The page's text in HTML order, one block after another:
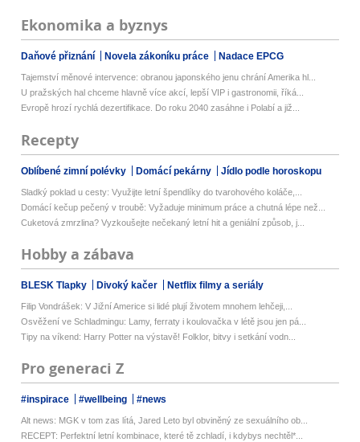
Ekonomika a byznys
Daňové přiznání Novela zákoníku práce Nadace EPCG
Tajemství měnové intervence: obranou japonského jenu chrání Amerika hl...
U pražských hal chceme hlavně více akcí, lepší VIP i gastronomii, říká...
Evropě hrozí rychlá dezertifikace. Do roku 2040 zasáhne i Polabí a již...
Recepty
Oblíbené zimní polévky Domácí pekárny Jídlo podle horoskopu
Sladký poklad u cesty: Využijte letní špendlíky do tvarohového koláče,...
Domácí kečup pečený v troubě: Vyžaduje minimum práce a chutná lépe než...
Cuketová zmrzlina? Vyzkoušejte nečekaný letní hit a geniální způsob, j...
Hobby a zábava
BLESK Tlapky Divoký kačer Netflix filmy a seriály
Filip Vondrášek: V Jižní Americe si lidé plují životem mnohem lehčeji,...
Osvěžení ve Schladmingu: Lamy, ferraty i koulovačka v létě jsou jen pá...
Tipy na víkend: Harry Potter na výstavě! Folklor, bitvy i setkání vodn...
Pro generaci Z
#inspirace #wellbeing #news
Alt news: MGK v tom zas lítá, Jared Leto byl obviněný ze sexuálního ob...
RECEPT: Perfektní letní kombinace, které tě zchladí, i kdybys nechtěl*...